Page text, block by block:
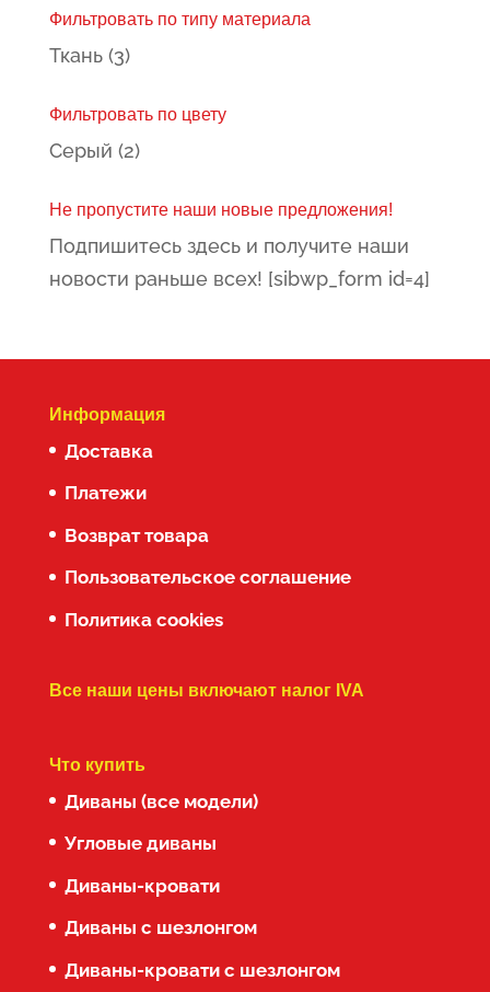
Фильтровать по типу материала
Ткань (3)
Фильтровать по цвету
Серый (2)
Не пропустите наши новые предложения!
Подпишитесь здесь и получите наши
новости раньше всех! [sibwp_form id=4]
Информация
Доставка
Платежи
Возврат товара
Пользовательское соглашение
Политика cookies
Все наши цены включают налог IVA
Что купить
Диваны (все модели)
Угловые диваны
Диваны-кровати
Диваны с шезлонгом
Диваны-кровати с шезлонгом